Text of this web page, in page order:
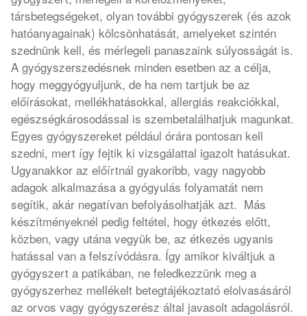
társbetegségeket, olyan további gyógyszerek (és azok
hatóanyagainak) kölcsönhatását, amelyeket szintén
szednünk kell, és mérlegeli panaszaink súlyosságát is.
A gyógyszerszedésnek minden esetben az a célja,
hogy meggyógyuljunk, de ha nem tartjuk be az
előírásokat, mellékhatásokkal, allergiás reakciókkal,
egészségkárosodással is szembetalálhatjuk magunkat.
Egyes gyógyszereket például órára pontosan kell
szedni, mert így fejtik ki vizsgálattal igazolt hatásukat.
Ugyanakkor az előírtnál gyakoribb, vagy nagyobb
adagok alkalmazása a gyógyulás folyamatát nem
segítik, akár negatívan befolyásolhatják azt. Más
készítményeknél pedig feltétel, hogy étkezés előtt,
közben, vagy utána vegyük be, az étkezés ugyanis
hatással van a felszívódásra. Így amikor kiváltjuk a
gyógyszert a patikában, ne feledkezzünk meg a
gyógyszerhez mellékelt betegtájékoztató elolvasásáról
az orvos vagy gyógyszerész által javasolt adagolásról.